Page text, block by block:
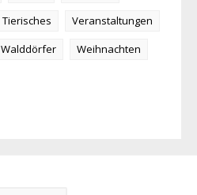
Tierisches
Veranstaltungen
Walddörfer
Weihnachten